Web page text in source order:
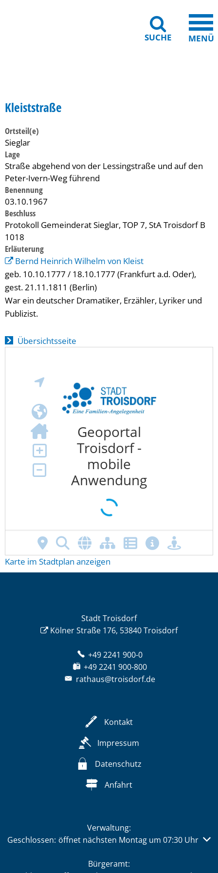
SUCHE MENÜ
Kleiststraße
Ortsteil(e)
Sieglar
Lage
Straße abgehend von der Lessingstraße und auf den
Peter-Ivern-Weg führend
Benennung
03.10.1967
Beschluss
Protokoll Gemeinderat Sieglar, TOP 7, StA Troisdorf B
1018
Erläuterung
Bernd Heinrich Wilhelm von Kleist
geb. 10.10.1777 / 18.10.1777 (Frankfurt a.d. Oder),
gest. 21.11.1811 (Berlin)
War ein deutscher Dramatiker, Erzähler, Lyriker und
Publizist.
Übersichtsseite
Karte im Stadtplan anzeigen
Stadt Troisdorf
Kölner Straße 176, 53840 Troisdorf
+49 2241 900-0
+49 2241 900-800
rathaus@troisdorf.de
Kontakt
Impressum
Datenschutz
Anfahrt
Verwaltung:
Klicken, um weitere Öffnungs- oder Schließzeiten
Geschlossen: öffnet nächsten Montag um 07:30 Uhr
Bürgeramt: